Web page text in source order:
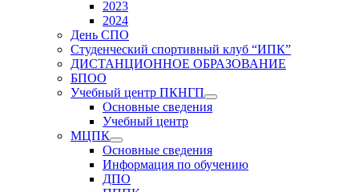
2023
2024
День СПО
Студенческий спортивный клуб “ИПК”
ДИСТАНЦИОННОЕ ОБРАЗОВАНИЕ
БПОО
Учебный центр ПКНГП
Show
sub
Основные сведения
Учебный центр
МЦПК
Show
sub
menu
Основные сведения
Информация по обучению
ДПО